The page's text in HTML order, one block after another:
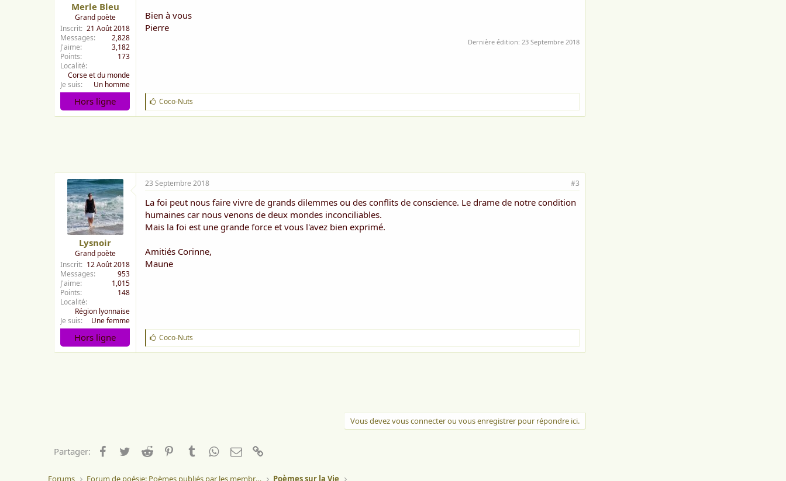
Merle Bleu
Grand poète
Inscrit 21 Août 2018
Messages
2,828
J'aime
3,182
Points
173
Localité
Corse et du monde
Je suis
Un homme
Hors ligne
Bien à vous
Pierre
Dernière édition: 23 Septembre 2018
J
'
a
Coco-Nuts
Lysnoir
Grand poète
Inscrit
12 Août 2018
Messages
953
J'aime
1,015
Points
148
Localité
Région lyonnaise
Je suis
Une femme
Hors ligne
23 Septembre 2018 #3
La foi peut nous faire vivre de grands dilemmes ou des conflits de conscience. Le drame de notre condition
humaines car nous venons de deux mondes inconciliables.
Mais la foi est une grande force et vous l'avez bien exprimé.
Amitiés Corinne,
Maune
J
'
a
Coco-Nuts
Vous devez vous connecter ou vous enregistrer pour répondre ici.
Partager: Facebook
TwitterReddit PinterestTumblrWhatsApp
Email
Forums Forum de poésie: Poèmes publiés par les membres Poèmes sur la Vie